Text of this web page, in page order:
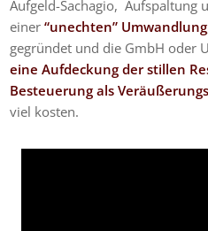
Aufgeld-Sachagio, Aufspaltung
einer“unechten” Umwandlung
gegründet und die GmbH oder
eine Aufdeckung der stillen
Besteuerung als
viel kosten.